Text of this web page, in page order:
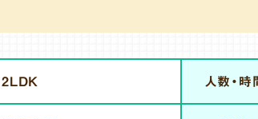
2LDK 人数・時